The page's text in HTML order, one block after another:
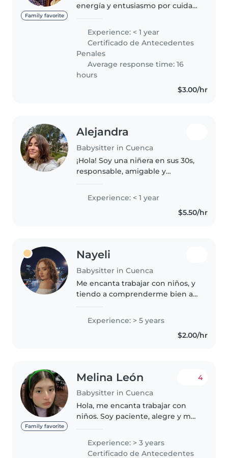
Family favorite
energía y entusiasmo por cuidar
dibujar, leer cuentos, música y
juegos que puedo ofrecer a sus
hijos. Aunque no soy una..
Experience: < 1 year
Certificado de Antecedentes
Penales
Average response time: 16
hours
$3.00/hr
Alejandra
Babysitter in Cuenca
¡Hola! Soy una niñera en sus 30s,
responsable, amigable y
primeros auxilios. Aunque soy
nueva en el cuidado de niños,
tengo habilidades como dibujar,..
Experience: < 1 year
$5.50/hr
Nayeli
Babysitter in Cuenca
Me encanta trabajar con niños, y
tiendo a comprenderme bien a
los cuales me eh encargado de
atender en el proceso de su
Experience: > 5 years
$2.00/hr
Family favorite
Melina León
Babysitter in Cuenca
4
Hola, me encanta trabajar con
niños. Soy paciente, alegre y me
divertidas como juegos,
manualidades o leer cuentos.
Experience: > 3 years
Certificado de Antecedentes